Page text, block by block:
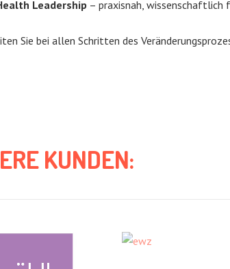
Leadership – praxisnah, wissenschaftlich
Sie bei allen Schritten des
KUNDEN: